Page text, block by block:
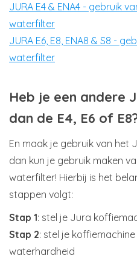
JURA E4 & ENA4 - gebruik
waterfilter
JURA E6, E8, ENA8 & S8 -
waterfilter
Heb je een andere
dan de E4, E6 of
En maak je gebruik van het
dan kun je gebruik maken
waterfilter! Hierbij is het
stappen volgt:
Stap 1: stel je Jura
Stap 2: stel je
waterhardheid